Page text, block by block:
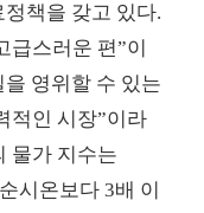
책을 갖고 있다.
급스러운 편”이
영위할 수 있는
적인 시장”이라
물가 지수는
시온보다 3배 이